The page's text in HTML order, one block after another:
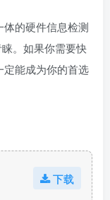
的硬件信息检测
。如果你需要快
定能成为你的首选
下载